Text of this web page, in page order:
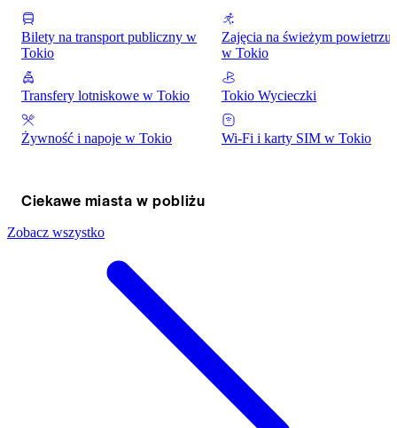
Bilety na transport publiczny w
Tokio
Zajęcia na świeżym powietrzu
w Tokio
Transfery lotniskowe w Tokio Tokio Wycieczki
Żywność i napoje w Tokio Wi-Fi i karty SIM w Tokio
Ciekawe miasta w pobliżu
Zobacz wszystko